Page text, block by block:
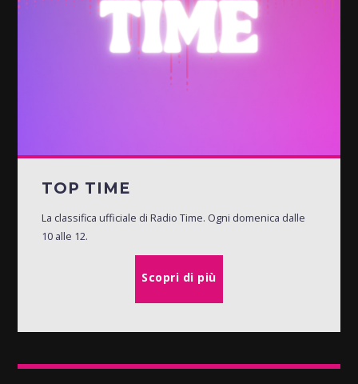
TOP TIME
La classifica ufficiale di Radio Time. Ogni domenica dalle
10 alle 12.
Scopri di più